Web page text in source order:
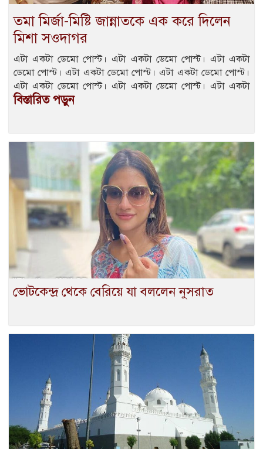
তমা মির্জা-মিষ্টি জান্নাতকে এক করে দিলেন
মিশা সওদাগর
এটা একটা ডেমো পোস্ট। এটা একটা ডেমো পোস্ট। এটা একটা
ডেমো পোস্ট। এটা একটা ডেমো পোস্ট। এটা একটা ডেমো পোস্ট।
এটা একটা ডেমো পোস্ট। এটা একটা ডেমো পোস্ট। এটা একটা
বিস্তারিত পড়ুন
ভোটকেন্দ্র থেকে বেরিয়ে যা বললেন নুসরাত